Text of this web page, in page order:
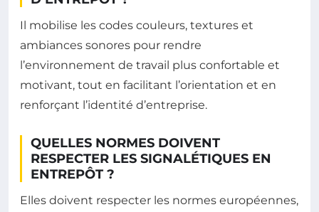
Il mobilise les codes couleurs, textures et
ambiances sonores pour rendre
l’environnement de travail plus confortable et
motivant, tout en facilitant l’orientation et en
renforçant l’identité d’entreprise.
QUELLES NORMES DOIVENT
RESPECTER LES SIGNALÉTIQUES EN
ENTREPÔT ?
Elles doivent respecter les normes européennes,